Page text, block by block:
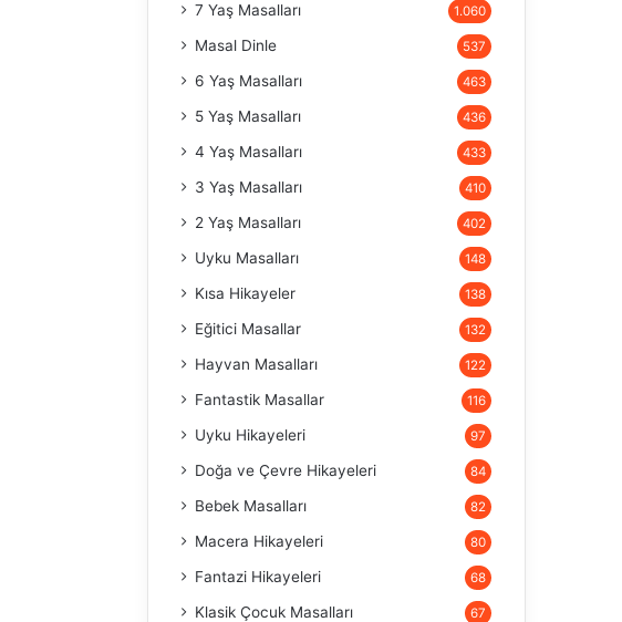
7 Yaş Masalları 1.060
Masal Dinle 537
6 Yaş Masalları 463
5 Yaş Masalları 436
4 Yaş Masalları 433
3 Yaş Masalları 410
2 Yaş Masalları 402
Uyku Masalları 148
Kısa Hikayeler 138
Eğitici Masallar 132
Hayvan Masalları 122
Fantastik Masallar 116
Uyku Hikayeleri 97
Doğa ve Çevre Hikayeleri 84
Bebek Masalları 82
Macera Hikayeleri 80
Fantazi Hikayeleri 68
Klasik Çocuk Masalları 67